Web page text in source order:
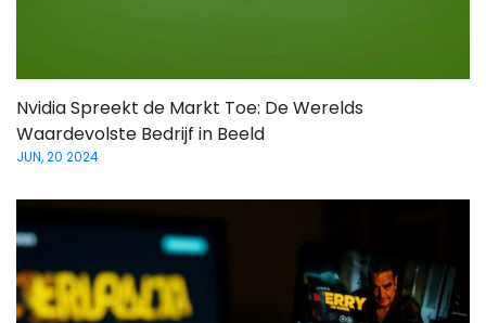
Nvidia Spreekt de Markt Toe: De Werelds
Waardevolste Bedrijf in Beeld
JUN, 20 2024